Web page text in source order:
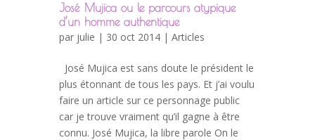
José Mujica ou le parcours atypique
d’un homme authentique
par julie | 30 oct 2014 | Articles
José Mujica est sans doute le président le
plus étonnant de tous les pays. Et j’ai voulu
faire un article sur ce personnage public
car je trouve vraiment qu’il gagne à être
connu. José Mujica, la libre parole On le